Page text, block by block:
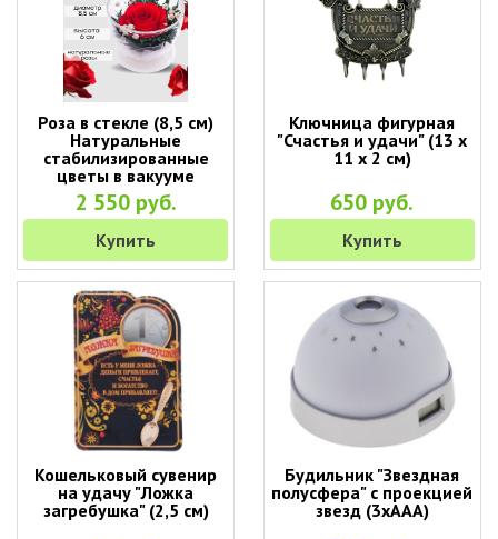
Роза в стекле (8,5 см)
Натуральные
стабилизированные
цветы в вакууме
2 550 руб.
Купить
Ключница фигурная
"Счастья и удачи" (13 х
11 х 2 см)
650 руб.
Купить
Кошельковый сувенир
на удачу "Ложка
загребушка" (2,5 см)
Будильник "Звездная
полусфера" с проекцией
звезд (3хААА)